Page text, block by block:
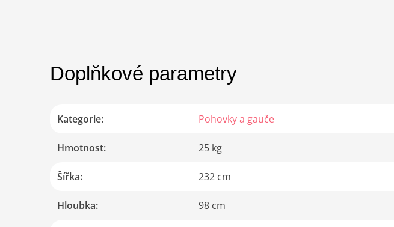
Doplňkové parametry
Kategorie: Pohovky a gauče
Hmotnost: 25 kg
Šířka: 232 cm
Hloubka: 98 cm